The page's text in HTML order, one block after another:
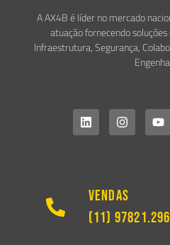
A AX4B é líder no mercado
atuação fornecendo
Infraestrutura, Segurança,
Vendas
(11)